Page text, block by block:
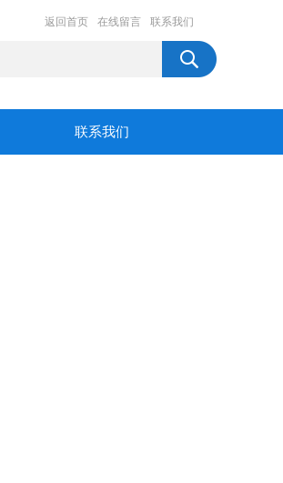
返回首页 在线留言 联系我们
联系我们